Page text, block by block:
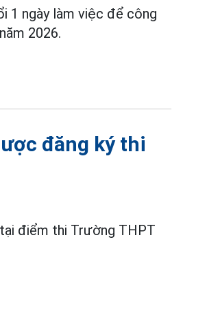
1 ngày làm việc để công
2026.
đăng ký thi
điểm thi Trường THPT